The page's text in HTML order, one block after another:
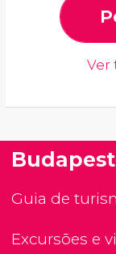
Ver
Guia de
Excursões e